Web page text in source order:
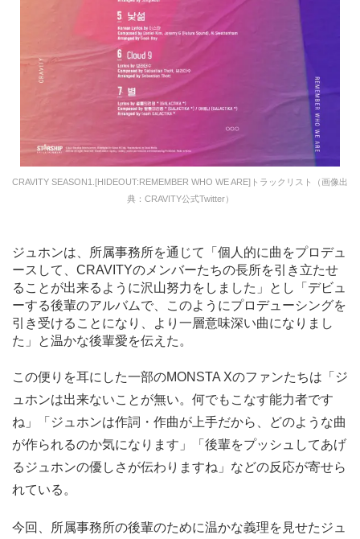
CRAVITY SEASON1.[HIDEOUT:REMEMBER WHO WE ARE]トラックリスト（画像出
典：CRAVITY公式Twitter）
ジュホンは、所属事務所を通じて「個人的に曲をプロデュ
ースして、CRAVITYのメンバーたちの長所を引き立たせ
ることが出来るように沢山努力をしました」とし「デビュ
ーする後輩のアルバムで、このようにプロデューシングを
引き受けることになり、より一層意味深い曲になりまし
た」と温かな後輩愛を伝えた。
この便りを耳にした一部のMONSTA Xのファンたちは「ジ
ュホンは出来ないことが無い。何でもこなす能力者です
ね」「ジュホンは作詞・作曲が上手だから、どのような曲
が作られるのか気になります」「後輩をプッシュしてあげ
るジュホンの優しさが伝わりますね」などの反応が寄せら
れている。
今回、所属事務所の後輩のために温かな義理を見せたジュ